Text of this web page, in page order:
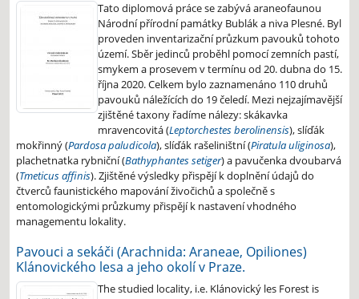
Tato diplomová práce se zabývá araneofaunou
Národní přírodní památky Bublák a niva Plesné. Byl
proveden inventarizační průzkum pavouků tohoto
území. Sběr jedinců proběhl pomocí zemních pastí,
smykem a prosevem v termínu od 20. dubna do 15.
října 2020. Celkem bylo zaznamenáno 110 druhů
pavouků náležících do 19 čeledí. Mezi nejzajímavější
zjištěné taxony řadíme nálezy: skákavka
mravencovitá (Leptorchestes berolinensis), slíďák
mokřinný (Pardosa paludicola), slíďák rašeliništní (Piratula uliginosa),
plachetnatka rybniční (Bathyphantes setiger) a pavučenka dvoubarvá
(Tmeticus affinis). Zjištěné výsledky přispějí k doplnění údajů do
čtverců faunistického mapování živočichů a společně s
entomologickými průzkumy přispějí k nastavení vhodného
managementu lokality.
Pavouci a sekáči (Arachnida: Araneae, Opiliones)
Klánovického lesa a jeho okolí v Praze.
The studied locality, i.e. Klánovický les Forest is